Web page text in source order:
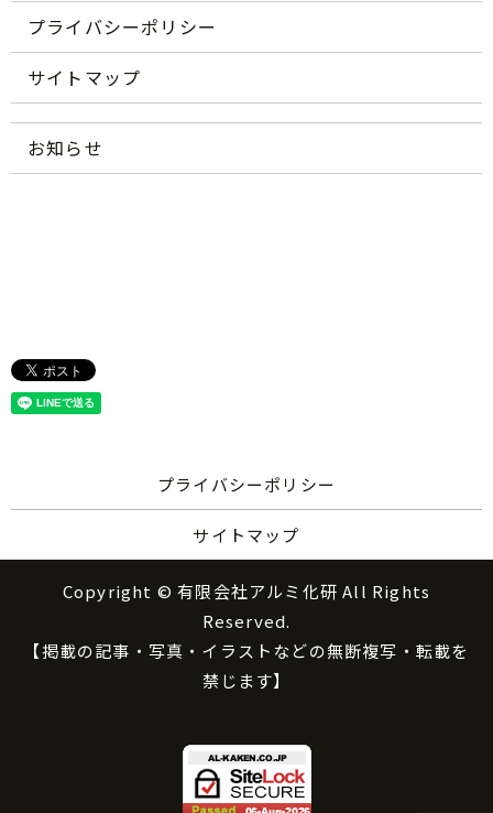
プライバシーポリシー
サイトマップ
お知らせ
プライバシーポリシー
サイトマップ
Copyright © 有限会社アルミ化研 All Rights
Reserved.
【掲載の記事・写真・イラストなどの無断複写・転載を
禁じます】